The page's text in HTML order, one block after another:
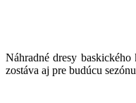
Náhradné dresy
zostáva aj pre budúcu